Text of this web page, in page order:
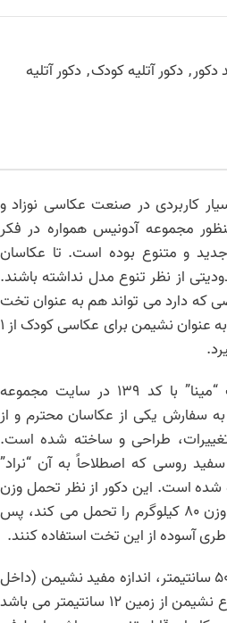
دکور, دکور آتلیه کودک, دکور آتلیه
کاربردی در صنعت عکاسی نوزاد و
مجموعه آدونیس همواره در فکر
و متنوع بوده است. تا عکاسان
از نظر تنوع مدل نداشته باشند.
که دارد می تواند هم به عنوان تخت
خواب برای عکاسی نوزاد و هم به عنوان نشیمن برای عکاسی کودک از 1
تخت حاضر که با اسم تخت “مینا” با کد 139 در سایت مجموعه
سفارش یکی از عکاسان محترم و از
تغییرات، طراحی و ساخته شده است.
روسی که اصطلاحاً به آن “نراد”
است. این دکور از نظر تحمل وزن
بسیار مقاوم بوده و حداقل تا وزن 80 کیلوگرم را تحمل می کند، پس
آسوده از این تخت استفاده کنند.
اندازه کلی این تخت 32*32*50 سانتیمتر، اندازه مفید نشیمن (داخل
تخت) 30*45 سانتیمتر و ارتفاع نشیمن از زمین 12 سانتیمتر می باشد